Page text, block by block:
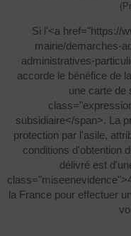
Si l'<a href="https://
mairie/demarches-
administratives-
accorde le bénéfice de
une carte de
subsidiaire</span>. La
protection par l'asile,
conditions d'obtention
délivré est
la France pour effectuer